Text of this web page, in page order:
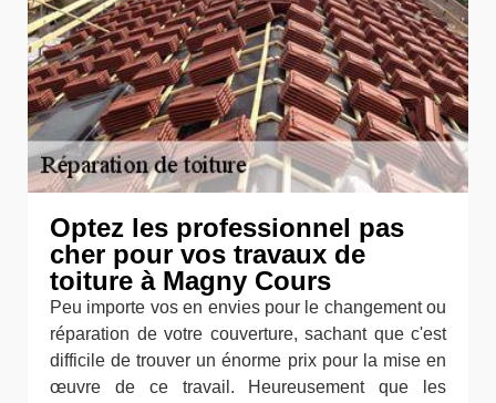
Optez les professionnel pas
cher pour vos travaux de
toiture à Magny Cours
Peu importe vos en envies pour le changement ou
réparation de votre couverture, sachant que c'est
difficile de trouver un énorme prix pour la mise en
œuvre de ce travail. Heureusement que les